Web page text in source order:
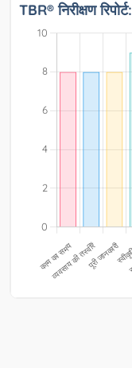
TBR® निरीक्षण रिपोर्ट: